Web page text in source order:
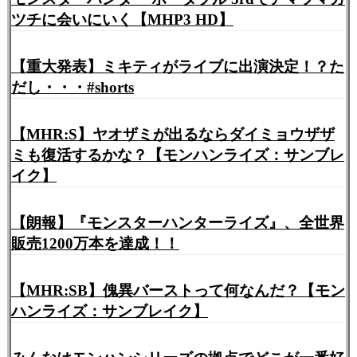
ツチに会いにいく【MHP3 HD】
【重大発表】ミキティがライブに出演決定！？た
だし・・・#shorts
【MHR:S】ヤオザミが出るならダイミョウザザ
ミも復活するかな？【モンハンライズ：サンブレ
イク】
【朗報】『モンスターハンターライズ』、全世界
販売1200万本を達成！！
【MHR:SB】傀異バーストって何なんだ？【モン
ハンライズ：サンブレイク】